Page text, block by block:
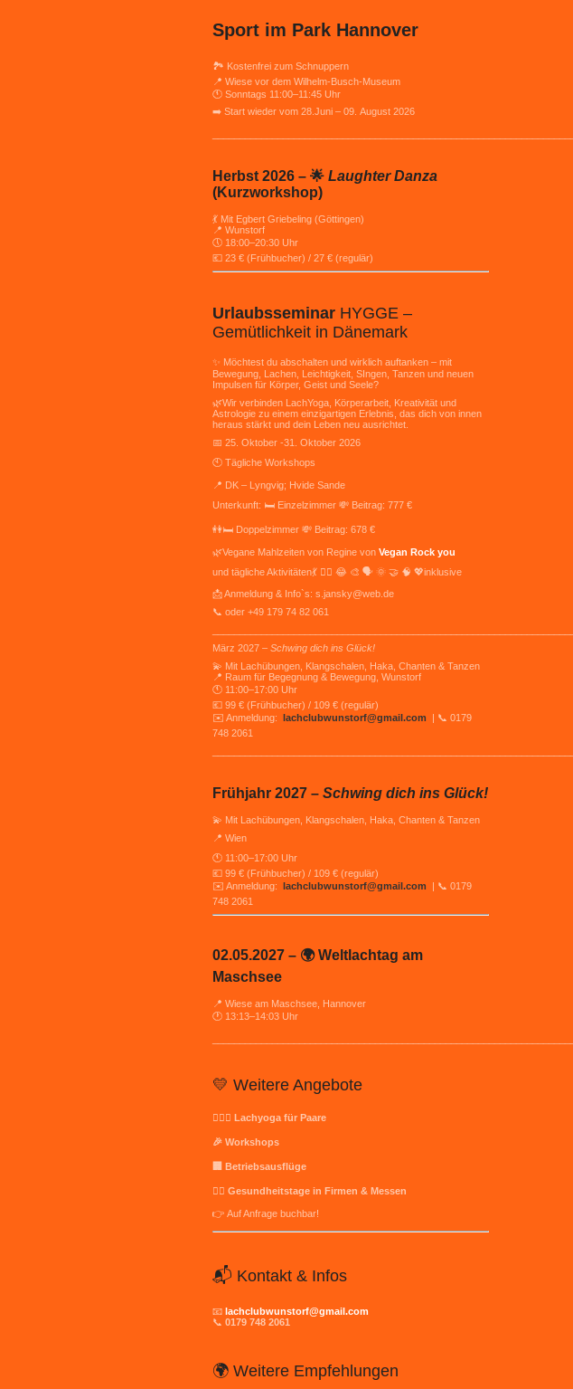
Sport im Park Hannover
🏞 Kostenfrei zum Schnuppern
📍 Wiese vor dem Wilhelm-Busch-Museum
🕚 Sonntags 11:00–11:45 Uhr
➡️ Start wieder vom 28.Juni – 09. August 2026
Herbst 2026 – 🌟Laughter Danza
(Kurzworkshop)
💃 Mit Egbert Griebeling (Göttingen)
📍 Wunstorf
🕔 18:00–20:30 Uhr
💶 23 € (Frühbucher) / 27 € (regulär)
Urlaubsseminar HYGGE –
Gemütlichkeit in Dänemark
✨ Möchtest du abschalten und wirklich auftanken – mit
Bewegung, Lachen, Leichtigkeit, SIngen, Tanzen und neuen
Impulsen für Körper, Geist und Seele?
🌿Wir verbinden LachYoga, Körperarbeit, Kreativität und
Astrologie zu einem einzigartigen Erlebnis, das dich von innen
heraus stärkt und dein Leben neu ausrichtet.
📅 25. Oktober -31. Oktober 2026
🕙 Tägliche Workshops
📍 DK – Lyngvig; Hvide Sande
Unterkunft: 🛏️ Einzelzimmer 💸 Beitrag: 777 €
👭🛏️ Doppelzimmer 💸 Beitrag: 678 €
🌿Vegane Mahlzeiten von Regine vonVegan Rock you
und tägliche Aktivitäten💃 🧘‍♀️ 😂 🎨 🗣️ 🌞 🤝 🧠 💖inklusive
📩 Anmeldung & Info`s: s.jansky@web.de
📞 oder +49 179 74 82 061
März 2027 –Schwing dich ins Glück!
💫 Mit Lachübungen, Klangschalen, Haka, Chanten & Tanzen
📍 Raum für Begegnung & Bewegung, Wunstorf
🕚 11:00–17:00 Uhr
💶 99 € (Frühbucher) / 109 € (regulär)
✉️ Anmeldung: lachclubwunstorf@gmail.com
| 📞 0179
748 2061
Frühjahr 2027 –Schwing dich ins Glück!
💫 Mit Lachübungen, Klangschalen, Haka, Chanten & Tanzen
📍 Wien
🕚 11:00–17:00 Uhr
💶 99 € (Frühbucher) / 109 € (regulär)
✉️ Anmeldung: lachclubwunstorf@gmail.com
| 📞 0179
748 2061
02.05.2027 – 🌍 Weltlachtag am
Maschsee
📍 Wiese am Maschsee, Hannover
🕐 13:13–14:03 Uhr
💛 Weitere Angebote
👩‍❤️‍👨 Lachyoga für Paare
🎉 Workshops
🏢 Betriebsausflüge
🧘‍♀️ Gesundheitstage in Firmen & Messen
👉 Auf Anfrage buchbar!
📬 Kontakt & Infos
📧 lachclubwunstorf@gmail.com
📞0179 748 2061
🌍 Weitere Empfehlungen